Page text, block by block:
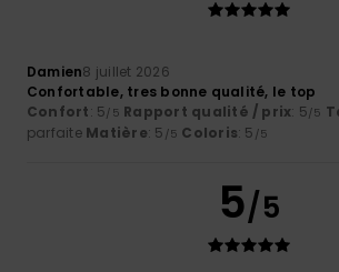
Damien8 juillet 2026
Confortable, tres bonne qualité, le top
Confort: 5/5 Rapport qualité / prix: 5/5
parfaite Matière: 5 /5 Coloris: 5 /5
5/5